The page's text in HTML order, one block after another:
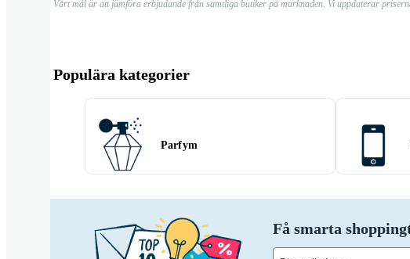
Vårt mål är att jämföra erbjudande från samtliga butiker på marknaden. Vi uppdaterar
Populära kategorier
Parfym
Få smarta